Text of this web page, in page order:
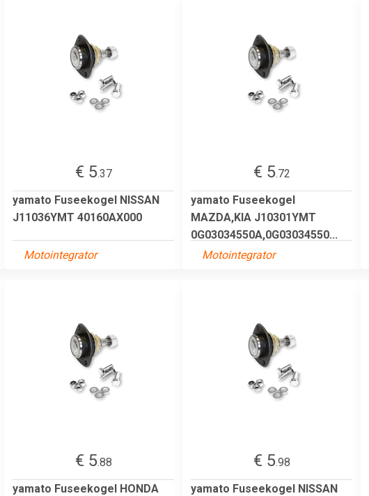
€ 5.37
yamato Fuseekogel NISSAN
J11036YMT 40160AX000
Motointegrator
€ 5.72
yamato Fuseekogel
MAZDA,KIA J10301YMT
0G03034550A,0G03034550...
Motointegrator
€ 5.88
yamato Fuseekogel HONDA
€ 5.98
yamato Fuseekogel NISSAN